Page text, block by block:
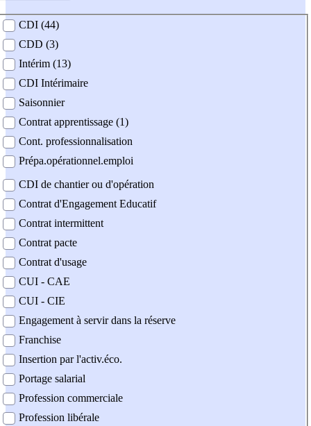
contrat
CDI (44)
CDD (3)
Intérim (13)
CDI Intérimaire
Saisonnier
Contrat apprentissage (1)
Cont. professionnalisation
Prépa.opérationnel.emploi
CDI de chantier ou d'opération
Contrat d'Engagement Educatif
Contrat intermittent
Contrat pacte
Contrat d'usage
CUI - CAE
CUI - CIE
Engagement à servir dans la réserve
Franchise
Insertion par l'activ.éco.
Portage salarial
Profession commerciale
Profession libérale